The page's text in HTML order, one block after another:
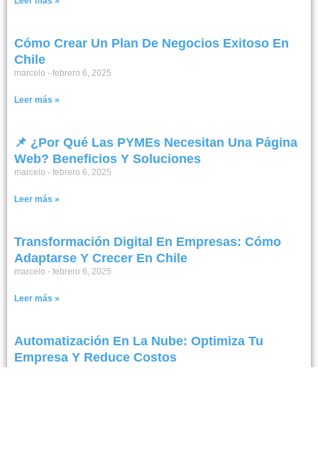
Cómo Crear Un Plan De Negocios Exitoso En
Chile
marcelo febrero 6, 2025
Leer más »
📌 ¿Por Qué Las PYMEs Necesitan Una Página
Web? Beneficios Y Soluciones
marcelo febrero 6, 2025
Leer más »
Transformación Digital En Empresas: Cómo
Adaptarse Y Crecer En Chile
marcelo febrero 6, 2025
Leer más »
Automatización En La Nube: Optimiza Tu
Empresa Y Reduce Costos